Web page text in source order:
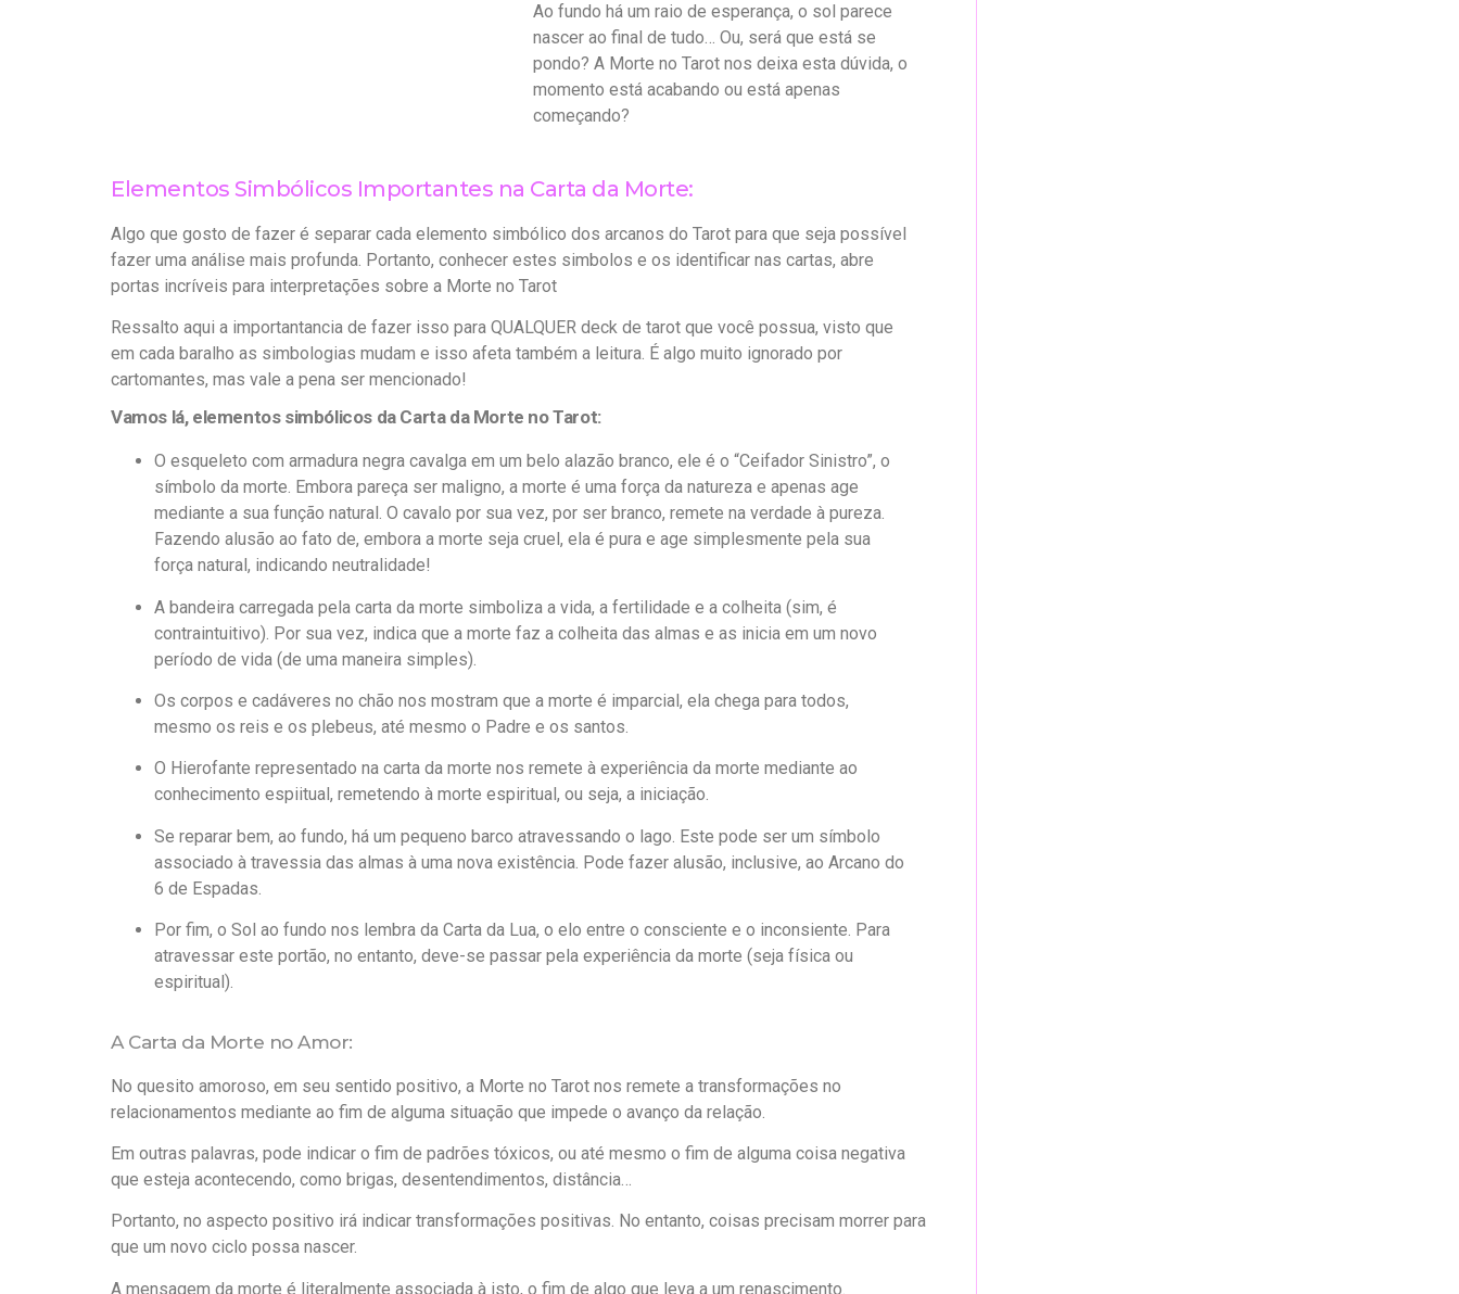
Ao fundo há um raio de esperança, o sol parece
nascer ao final de tudo… Ou, será que está se
pondo? A Morte no Tarot nos deixa esta dúvida, o
momento está acabando ou está apenas
começando?
Elementos Simbólicos Importantes na Carta da Morte:
Algo que gosto de fazer é separar cada elemento simbólico dos arcanos do Tarot para que seja possível
fazer uma análise mais profunda. Portanto, conhecer estes simbolos e os identificar nas cartas, abre
portas incríveis para interpretações sobre a Morte no Tarot
Ressalto aqui a importantancia de fazer isso para QUALQUER deck de tarot que você possua, visto que
em cada baralho as simbologias mudam e isso afeta também a leitura. É algo muito ignorado por
cartomantes, mas vale a pena ser mencionado!
Vamos lá, elementos simbólicos da Carta da Morte no Tarot:
O esqueleto com armadura negra cavalga em um belo alazão branco, ele é o “Ceifador Sinistro”, o
símbolo da morte. Embora pareça ser maligno, a morte é uma força da natureza e apenas age
mediante a sua função natural. O cavalo por sua vez, por ser branco, remete na verdade à pureza.
Fazendo alusão ao fato de, embora a morte seja cruel, ela é pura e age simplesmente pela sua
força natural, indicando neutralidade!
A bandeira carregada pela carta da morte simboliza a vida, a fertilidade e a colheita (sim, é
contraintuitivo). Por sua vez, indica que a morte faz a colheita das almas e as inicia em um novo
período de vida (de uma maneira simples).
Os corpos e cadáveres no chão nos mostram que a morte é imparcial, ela chega para todos,
mesmo os reis e os plebeus, até mesmo o Padre e os santos.
O Hierofante representado na carta da morte nos remete à experiência da morte mediante ao
conhecimento espiitual, remetendo à morte espiritual, ou seja, a iniciação.
Se reparar bem, ao fundo, há um pequeno barco atravessando o lago. Este pode ser um símbolo
associado à travessia das almas à uma nova existência. Pode fazer alusão, inclusive, ao Arcano do
6 de Espadas.
Por fim, o Sol ao fundo nos lembra da Carta da Lua, o elo entre o consciente e o inconsiente. Para
atravessar este portão, no entanto, deve-se passar pela experiência da morte (seja física ou
espiritual).
A Carta da Morte no Amor:
No quesito amoroso, em seu sentido positivo, a Morte no Tarot nos remete a transformações no
relacionamentos mediante ao fim de alguma situação que impede o avanço da relação.
Em outras palavras, pode indicar o fim de padrões tóxicos, ou até mesmo o fim de alguma coisa negativa
que esteja acontecendo, como brigas, desentendimentos, distância…
Portanto, no aspecto positivo irá indicar transformações positivas. No entanto, coisas precisam morrer para
que um novo ciclo possa nascer.
A mensagem da morte é literalmente associada à isto, o fim de algo que leva a um renascimento.